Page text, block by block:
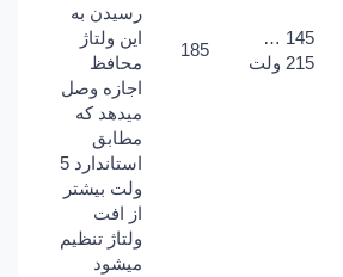
145 …
215 ولت
185
رسیدن به
این ولتاژ
محافظ
اجازه وصل
میدهد که
مطابق
استاندارد 5
ولت بیشتر
از افت
ولتاژ تنظیم
میشود